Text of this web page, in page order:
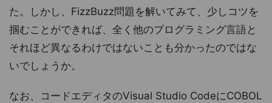
た。しかし、FizzBuzz問題を解いてみて、少しコツを
掴むことができれば、全く他のプログラミング言語と
それほど異なるわけではないことも分かったのではな
いでしょうか。
なお、コードエディタのVisual Studio CodeにCOBOL